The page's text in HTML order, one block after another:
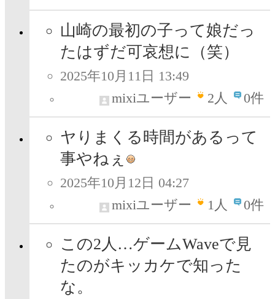
山崎の最初の子って娘だっ
たはずだ可哀想に（笑）
2025年10月11日 13:49
mixiユーザー
2人 0件
ヤりまくる時間があるって
事やねぇ
2025年10月12日 04:27
mixiユーザー
1人 0件
この2人…ゲームWaveで見
たのがキッカケで知った
な。